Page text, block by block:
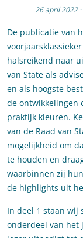
26 april 2022 ·
De publicatie van
halsreikend naar
van State als
en als hoogste
de ontwikkelingen
praktijk kleuren.
van de Raad van
mogelijkheid om
te houden en
waarbinnen zij
de highlights uit
In deel 1 staan wij
onderdeel van het